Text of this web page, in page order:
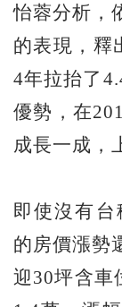
怡蓉分析，
的表現，釋
4年拉抬了
優勢，在
成長一成，
即使沒有台
的房價漲勢
迎30坪含車